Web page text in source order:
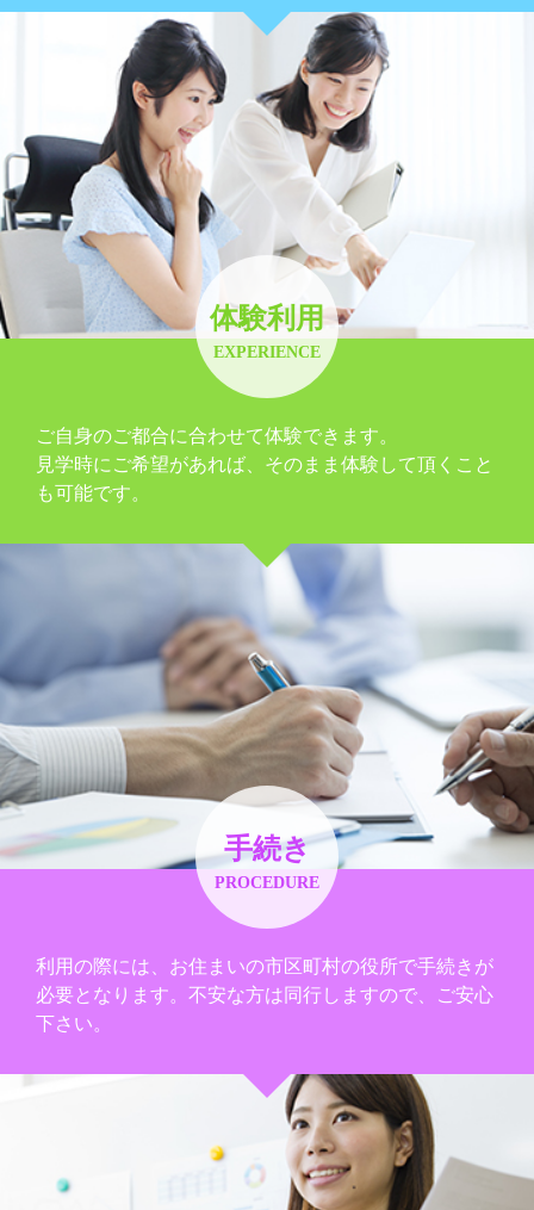
体験利用
EXPERIENCE
ご自身のご都合に合わせて体験できます。
見学時にご希望があれば、そのまま体験して頂くこと
も可能です。
手続き
PROCEDURE
利用の際には、お住まいの市区町村の役所で手続きが
必要となります。不安な方は同行しますので、ご安心
下さい。